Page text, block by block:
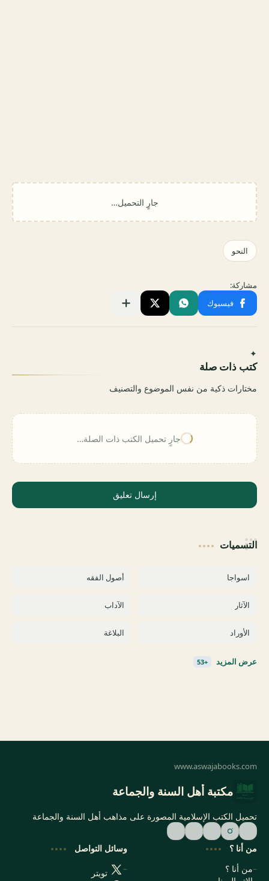
✦
كتب ذات صلة
مختارات ذكية من نفس الموضوع والتصنيف
جارٍ تحميل الكتب ذات الصلة…
إرسال تعليق
التسميات
مكتبة أهل السنة والجماعة
تحميل الكتب الإسلامية المصورة على مذاهب أهل السنة والجماعة
من أنا ؟
من أنا ؟
وسائل التواصل
تويتر